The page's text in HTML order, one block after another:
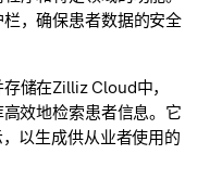
，确保患者数据的安全
储在Zilliz Cloud中，
效地检索患者信息。它
以生成供从业者使用的